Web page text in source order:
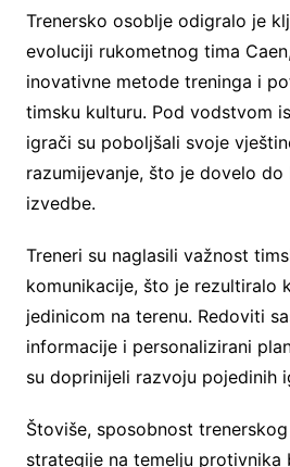
Trenersko osoblje odigralo je
evoluciji rukometnog tima
inovativne metode treninga i
timsku kulturu. Pod vodstvom
igrači su poboljšali svoje
razumijevanje, što je dovelo do
izvedbe.
Treneri su naglasili važnost
komunikacije, što je rezultiralo
jedinicom na terenu. Redoviti
informacije i personalizirani
su doprinijeli razvoju pojedinih
Štoviše, sposobnost
strategije na temelju protivnika